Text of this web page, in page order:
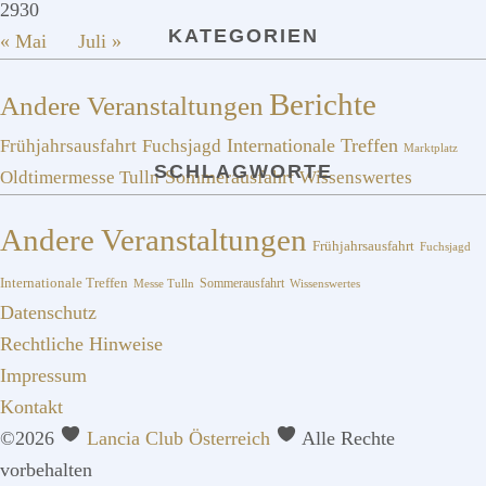
2930
« Mai
Juli » KATEGORIEN
Andere Veranstaltungen Berichte
Frühjahrsausfahrt Fuchsjagd Internationale Treffen Marktplatz
Oldtimermesse Tulln Sommerausfahrt Wissenswertes
SCHLAGWORTE
Andere Veranstaltungen Frühjahrsausfahrt Fuchsjagd
Internationale Treffen Messe Tulln Sommerausfahrt Wissenswertes
Datenschutz
Rechtliche Hinweise
Impressum
Kontakt
©2026
Lancia Club Österreich
Alle Rechte
vorbehalten